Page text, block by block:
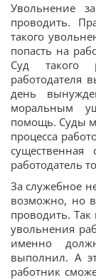
Увольнение
проводить.
такого
попасть на
Суд такого
работодателя
день
моральным
помощь. Суды
процесса
работодатель
За служебное
возможно, но
проводить. Так
увольнения
именно
выполнил. А
работник